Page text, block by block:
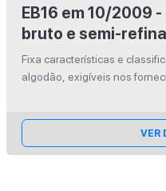
EB16 em 10/2009 - Classificação do óleo
bruto e semi-
algodão
Fixa características e
algodão, exigíveis nos
VER